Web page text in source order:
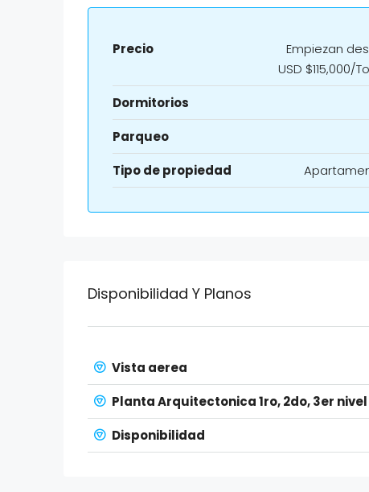
Precio
Empiezan
USD $115,000/
Dormitorios
Parqueo
Tipo de propiedad
Disponibilidad Y Planos
Vista aerea
Planta Arquitectonica 1ro, 2do, 3er nivel
Disponibilidad